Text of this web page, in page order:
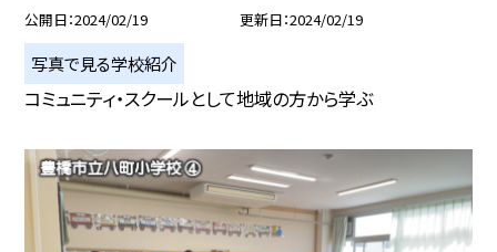
公開日 2024/02/19 更新日 2024/02/19
写真で見る学校紹介
コミュニティ・スクールとして地域の方から学ぶ